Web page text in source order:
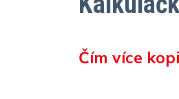
Čím více